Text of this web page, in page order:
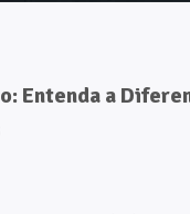
Entenda a